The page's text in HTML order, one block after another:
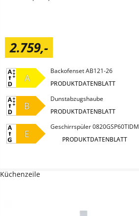
2.759,-
A
Backofenset AB121-26
PRODUKTDATENBLATT
B
Dunstabzugshaube
PRODUKTDATENBLATT
E
Geschirrspüler 0820GSP60TIDM
PRODUKTDATENBLATT
Küchenzeile